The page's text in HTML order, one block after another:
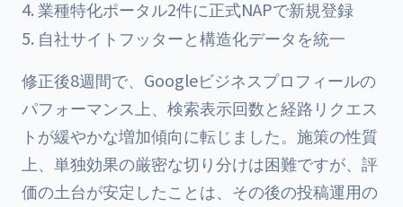
業種特化ポータル2件に正式NAPで新規登録
自社サイトフッターと構造化データを統一
修正後8週間で、Googleビジネスプロフィールの
パフォーマンス上、検索表示回数と経路リクエス
トが緩やかな増加傾向に転じました。施策の性質
上、単独効果の厳密な切り分けは困難ですが、評
価の土台が安定したことは、その後の投稿運用の